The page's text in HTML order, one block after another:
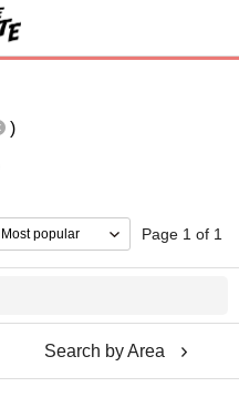
)
Page 1 of 1
Search by Area